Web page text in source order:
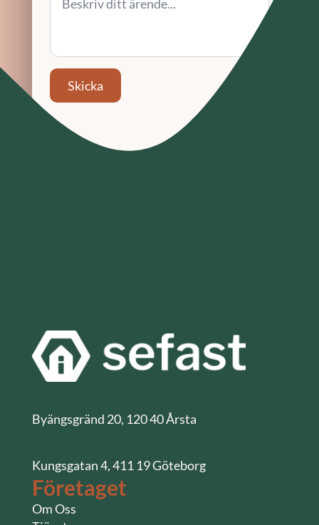
Skicka
Byängsgränd 20, 120 40 Årsta
Kungsgatan 4, 411 19 Göteborg
Företaget
Om Oss